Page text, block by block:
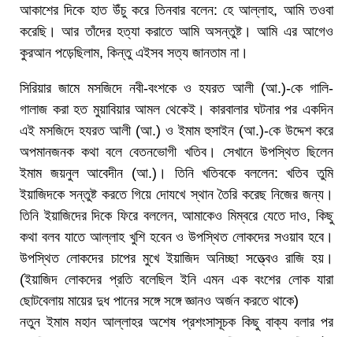
আকাশের দিকে হাত উঁচু করে তিনবার বলেন: হে আল্লাহ, আমি তওবা
করেছি। আর তাঁদের হত্যা করাতে আমি অসন্তুষ্ট। আমি এর আগেও
কুরআন পড়েছিলাম, কিন্তু এইসব সত্য জানতাম না।
সিরিয়ার জামে মসজিদে নবী-বংশকে ও হযরত আলী (আ.)-কে গালি-
গালাজ করা হত মুয়াবিয়ার আমল থেকেই। কারবালার ঘটনার পর একদিন
এই মসজিদে হযরত আলী (আ.) ও ইমাম হুসাইন (আ.)-কে উদ্দেশ করে
অপমানজনক কথা বলে বেতনভোগী খতিব। সেখানে উপস্থিত ছিলেন
ইমাম জয়নুল আবেদীন (আ.)। তিনি খতিবকে বললেন: খতিব তুমি
ইয়াজিদকে সন্তুষ্ট করতে গিয়ে দোযখে স্থান তৈরি করেছ নিজের জন্য।
তিনি ইয়াজিদের দিকে ফিরে বললেন, আমাকেও মিম্বরে যেতে দাও, কিছু
কথা বলব যাতে আল্লাহ খুশি হবেন ও উপস্থিত লোকদের সওয়াব হবে।
উপস্থিত লোকদের চাপের মুখে ইয়াজিদ অনিচ্ছা সত্ত্বেও রাজি হয়।
(ইয়াজিদ লোকদের প্রতি বলেছিল ইনি এমন এক বংশের লোক যারা
ছোটবেলায় মায়ের দুধ পানের সঙ্গে সঙ্গে জ্ঞানও অর্জন করতে থাকে)
নতুন ইমাম মহান আল্লাহর অশেষ প্রশংসাসূচক কিছু বাক্য বলার পর